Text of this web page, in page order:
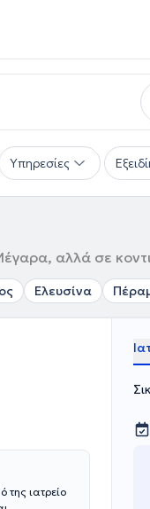
Υπηρεσίες
αλλά σε
Ελευσίνα
της ιατρείο